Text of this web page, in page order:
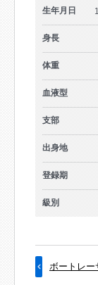
生年月日
身長
体重
血液型
支部
出身地
登録期
級別
ボートレー